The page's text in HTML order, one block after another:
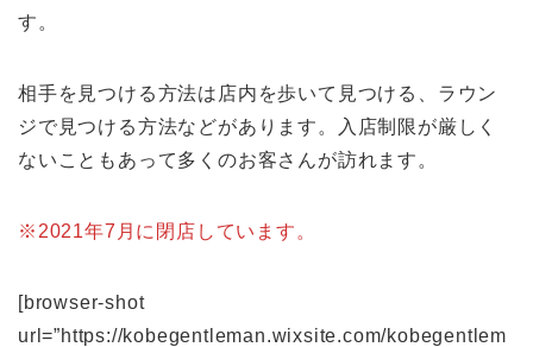
す。
相手を見つける方法は店内を歩いて見つける、ラウン
ジで見つける方法などがあります。入店制限が厳しく
ないこともあって多くのお客さんが訪れます。
※2021年7月に閉店しています。
[browser-shot
url=”https://kobegentleman.wixsite.com/kobegentlem